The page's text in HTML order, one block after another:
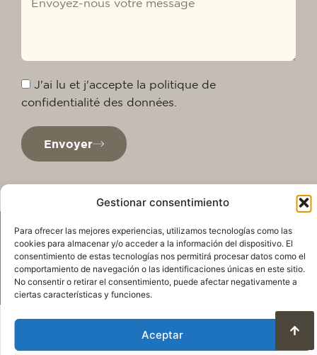
Gestionar consentimiento
Para ofrecer las mejores experiencias, utilizamos tecnologías como las
cookies para almacenar y/o acceder a la información del dispositivo. El
consentimiento de estas tecnologías nos permitirá procesar datos como el
comportamiento de navegación o las identificaciones únicas en este sitio.
No consentir o retirar el consentimiento, puede afectar negativamente a
ciertas características y funciones.
Aceptar
J'ai lu et j'accepte la politique de
confidentialité des données.
Envoyer
Politique de confidentialitéAvis juridique
Politique en matière de cookies
Condition d’utilisation et protection des données